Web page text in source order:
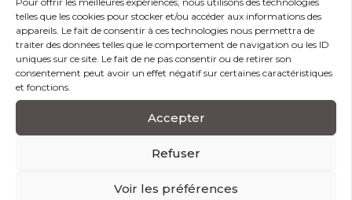
telles que les cookies pour stocker et/ou accéder aux informations des
appareils. Le fait de consentir à ces technologies nous permettra de
traiter des données telles que le comportement de navigation ou les ID
uniques sur ce site. Le fait de ne pas consentir ou de retirer son
consentement peut avoir un effet négatif sur certaines caractéristiques
et fonctions.
Accepter
Refuser
Voir les préférences
· Des autodiagnostics sont proposés.
· Des évaluations formatives sont proposées
chaque jour sous forme d’exercices et de simulations,
l’objectif étant de favoriser la responsabilisation,
· Une importance conséquente est accordée à la
l’analyse des pratiques.